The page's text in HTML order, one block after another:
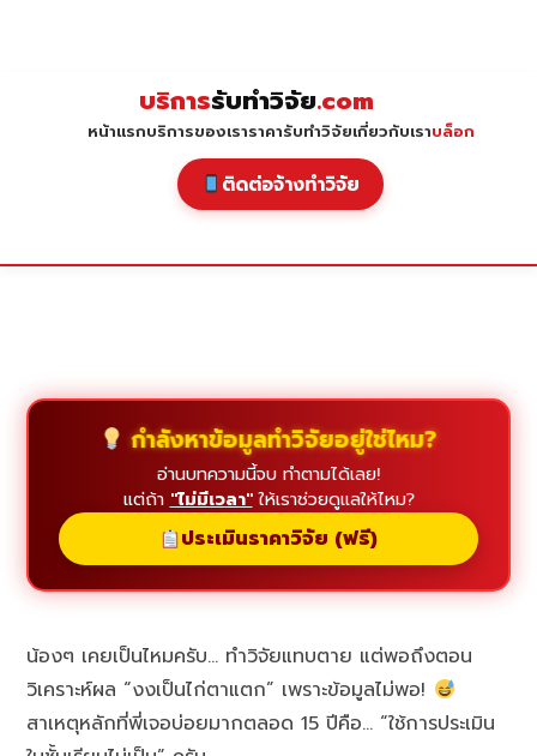
บริการรับทำวิจัย.com
หน้าแรกบริการของเราราคารับทำวิจัยเกี่ยวกับเราบล็อก
ติดต่อจ้างทำวิจัย
กำลังหาข้อมูลทำวิจัยอยู่ใช่ไหม?
อ่านบทความนี้จบ ทำตามได้เลย!
แต่ถ้า "ไม่มีเวลา"ให้เราช่วยดูแลให้ไหม?
ประเมินราคาวิจัย (ฟรี)
น้องๆ เคยเป็นไหมครับ… ทำวิจัยแทบตาย แต่พอถึงตอน
วิเคราะห์ผล “งงเป็นไก่ตาแตก” เพราะข้อมูลไม่พอ!
สาเหตุหลักที่พี่เจอบ่อยมากตลอด 15 ปีคือ… “ใช้การประเมิน